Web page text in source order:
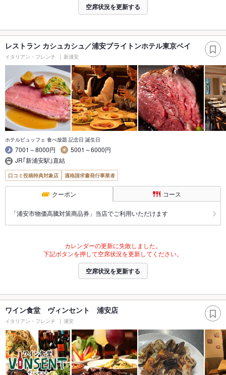
空席状況を更新する
レストラン カシュカシュ／浦安ブライトンホテル東京ベイ
イタリアン・フレンチ 新浦安
ホテルビュッフェ 食べ放題 記念日 誕生日
7001～8000円
5001～6000円
JR｢新浦安駅｣直結
口コミ投稿特典対象店 適格請求書発行事業者
クーポン コース
「浦安市物価高騰対策商品券」当店でご利用いただけます
カレンダーの更新に失敗しました。
下記ボタンを押して空席状況を更新してください。
空席状況を更新する
ワイン食堂 ヴィンセント 浦安店
イタリアン・フレンチ 浦安